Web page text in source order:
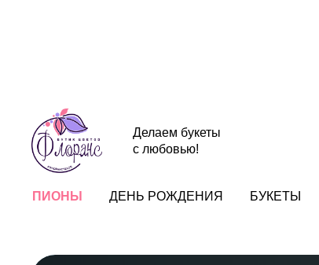
Делаем букеты
с любовью!
ПИОНЫ ДЕНЬ РОЖДЕНИЯ БУКЕТЫ